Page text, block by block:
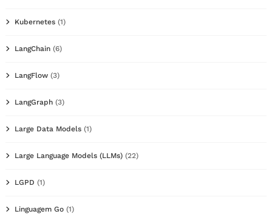
Kubernetes (1)
LangChain (6)
LangFlow (3)
LangGraph (3)
Large Data Models (1)
Large Language Models (LLMs) (22)
LGPD (1)
Linguagem Go (1)